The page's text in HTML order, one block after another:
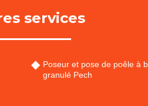
services
Poseur et pose de poêle à
granulé Pech